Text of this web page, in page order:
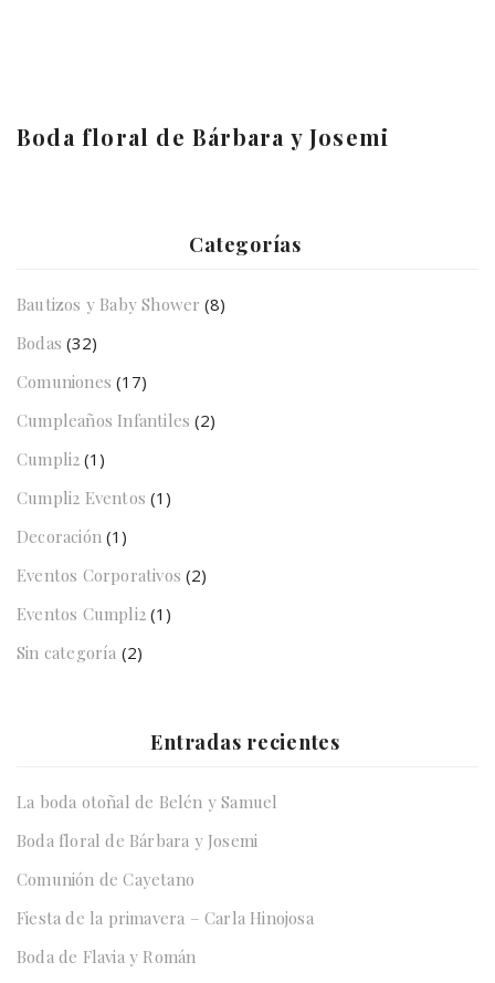
Boda floral de Bárbara y Josemi
Categorías
Bautizos y Baby Shower (8)
Bodas (32)
Comuniones (17)
Cumpleaños Infantiles (2)
Cumpli2 (1)
Cumpli2 Eventos (1)
Decoración (1)
Eventos Corporativos (2)
Eventos Cumpli2 (1)
Sin categoría (2)
Entradas recientes
La boda otoñal de Belén y Samuel
Boda floral de Bárbara y Josemi
Comunión de Cayetano
Fiesta de la primavera – Carla Hinojosa
Boda de Flavia y Román